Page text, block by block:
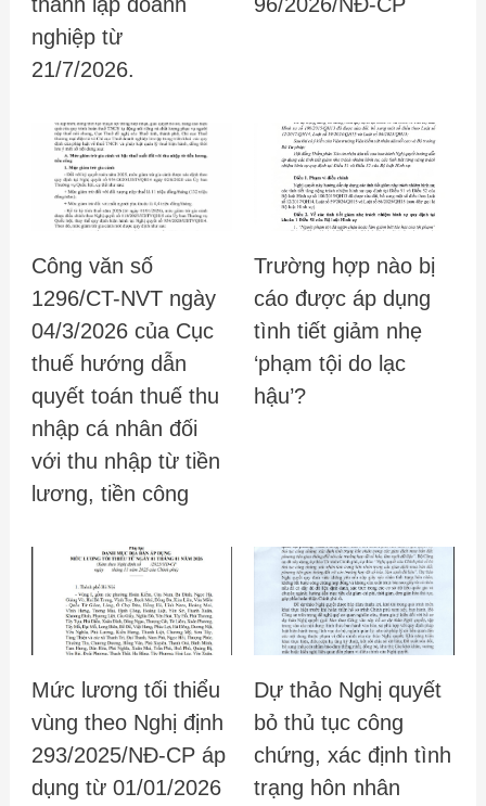
nghiệp từ
21/7/2026.
Công văn số
1296/CT-NVT ngày
04/3/2026 của Cục
thuế hướng dẫn
quyết toán thuế thu
nhập cá nhân đối
với thu nhập từ tiền
lương, tiền công
Trường hợp nào bị
cáo được áp dụng
tình tiết giảm nhẹ
‘phạm tội do lạc
hậu’?
Mức lương tối thiểu
vùng theo Nghị định
293/2025/NĐ-CP áp
dụng từ 01/01/2026
Dự thảo Nghị quyết
bỏ thủ tục công
chứng, xác định tình
trạng hôn nhân